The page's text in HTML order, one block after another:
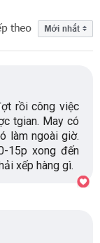
rồi công việc
tgian. May có
làm ngoài giờ.
15p xong đến
xếp hàng gì.